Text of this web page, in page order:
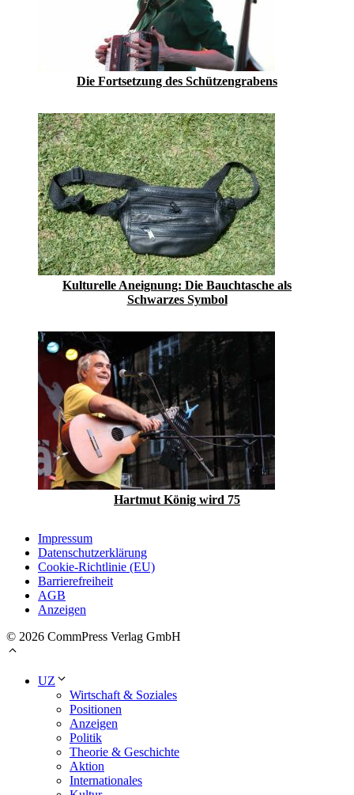
Die Fortsetzung des Schützengrabens
Kulturelle Aneignung: Die Bauchtasche als
Schwarzes Symbol
Hartmut König wird 75
Impressum
Datenschutzerklärung
Cookie-Richtlinie (EU)
Barrierefreiheit
AGB
Anzeigen
© 2026 CommPress Verlag GmbH
UZ
Wirtschaft & Soziales
Positionen
Anzeigen
Politik
Theorie & Geschichte
Aktion
Internationales